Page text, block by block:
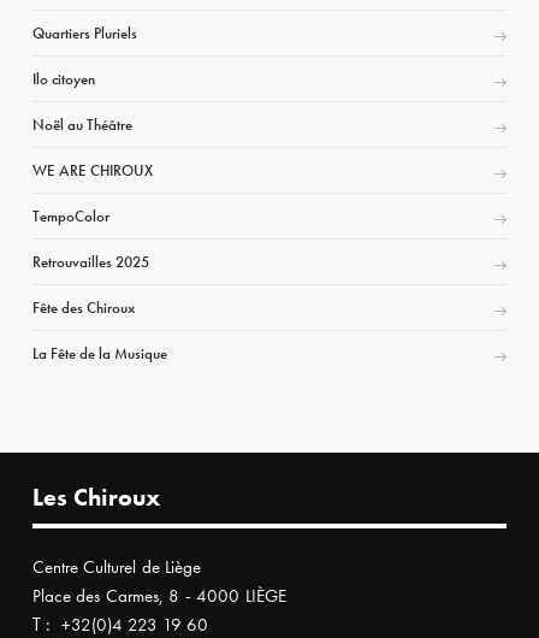
Quartiers Pluriels
Ilo citoyen
Noël au Théâtre
WE ARE CHIROUX
TempoColor
Retrouvailles 2025
Fête des Chiroux
La Fête de la Musique
Les Chiroux
Centre Culturel de Liège
Place des Carmes, 8 - 4000 LIÈGE
T : +32(0)4 223 19 60